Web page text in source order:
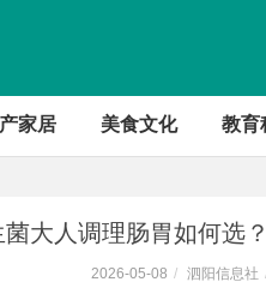
家居 美食文化 教育
菌大人调理肠胃如何选
2026-05-08 / 泗阳信息社